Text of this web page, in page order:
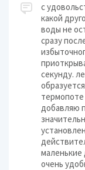
с
какой
воды не
сразу
секунду.
термопоте
добавляю
маленькие
очень